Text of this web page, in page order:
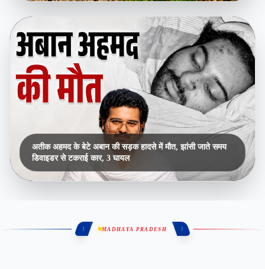
अतीक अहमद के बेटे अबान की सड़क हादसे में मौत, झांसी जाते समय
डिवाइडर से टकराई कार, 3 घायल
MADHAYA PRADESH